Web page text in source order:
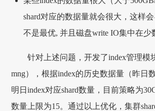
shard对应的数据量就会很大，这样
不是最优, 并且磁盘write IO集中在少
针对上述问题，开发了index管理模
mng），根据index的历史数据量（昨日
明日index对应shard数量，目前策略为
数量上限为15。通过以上优化，集群